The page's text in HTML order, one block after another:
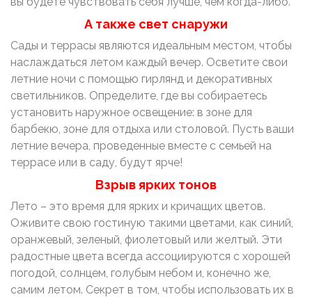
А также свет снаружи
Сады и террасы являются идеальным местом, чтобы
наслаждаться летом каждый вечер. Осветите свои
летние ночи с помощью гирлянд и декоративных
светильников. Определите, где вы собираетесь
установить наружное освещение: в зоне для
барбекю, зоне для отдыха или столовой. Пусть ваши
летние вечера, проведенные вместе с семьей на
террасе или в саду, будут ярче!
Взрыв ярких тонов
Лето – это время для ярких и кричащих цветов.
Оживите свою гостиную такими цветами, как синий,
оранжевый, зеленый, фиолетовый или желтый. Эти
радостные цвета всегда ассоциируются с хорошей
погодой, солнцем, голубым небом и, конечно же,
самим летом. Секрет в том, чтобы использовать их в